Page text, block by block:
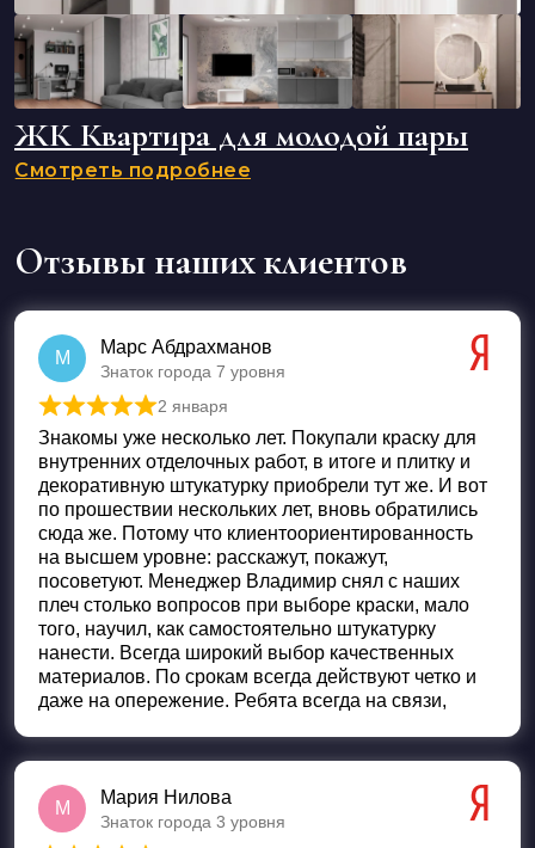
ЖК Квартира для молодой пары
Смотреть подробнее
Отзывы наших клиентов
М
Марс Абдрахманов
Знаток города 7 уровня
Оценка из 5
2 января
Знакомы уже несколько лет. Покупали краску для
внутренних отделочных работ, в итоге и плитку и
декоративную штукатурку приобрели тут же. И вот
по прошествии нескольких лет, вновь обратились
сюда же. Потому что клиентоориентированность
на высшем уровне: расскажут, покажут,
посоветуют. Менеджер Владимир снял с наших
плеч столько вопросов при выборе краски, мало
того, научил, как самостоятельно штукатурку
нанести. Всегда широкий выбор качественных
материалов. По срокам всегда действуют четко и
даже на опережение. Ребята всегда на связи,
М
Мария Нилова
Знаток города 3 уровня